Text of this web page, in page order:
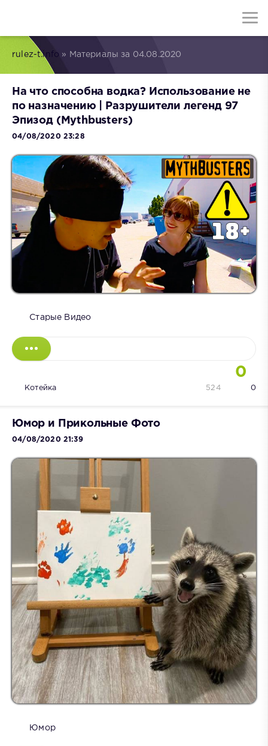
rulez-t.info » Материалы за 04.08.2020
На что способна водка? Использование не
по назначению | Разрушители легенд 97
Эпизод (Mythbusters)
04/08/2020 23:28
Старые Видео
0
Котейка 0
524
Юмор и Прикольные Фото
04/08/2020 21:39
Юмор